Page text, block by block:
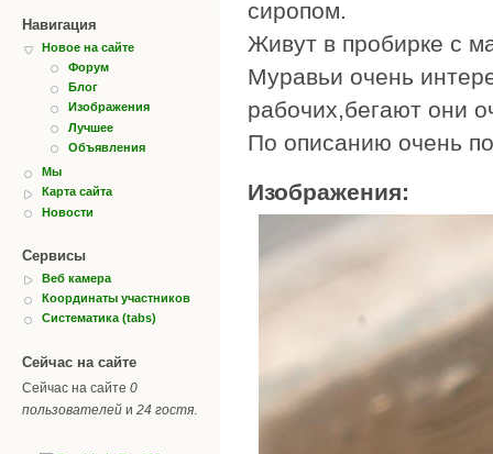
Навигация
Новое на сайте
Форум
Блог
Изображения
Лучшее
Объявления
Мы
Карта сайта
Новости
Сервисы
Веб камера
Координаты участников
Систематика (tabs)
Сейчас на сайте
Сейчас на сайте 0
пользователей и 24 гостя
сиропом.
Живут в пробирке с
Муравьи очень
рабочих,бегают они
По описанию очень
Изображения: